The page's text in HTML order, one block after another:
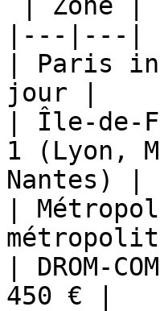
|---|---|
| Paris
jour |
| Île-de-
1 (Lyon,
Nantes)
|
| DROM-
450 € |